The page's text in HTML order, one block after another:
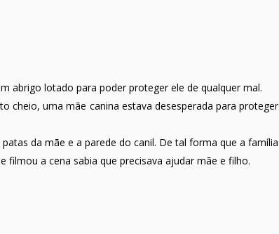
abrigo lotado para poder proteger ele de qualquer mal.
cheio, uma mãe canina estava desesperada para proteger
da mãe e a parede do canil. De tal forma que a família
a cena sabia que precisava ajudar mãe e filho.